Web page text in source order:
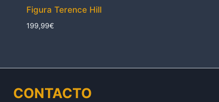
Figura Terence Hill
199,99€
CONTACTO